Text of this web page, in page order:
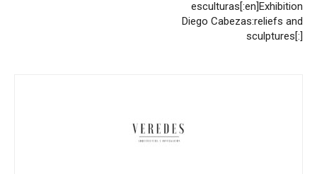
esculturas[:en]Exhibition
Diego Cabezas:reliefs and
sculptures[:]